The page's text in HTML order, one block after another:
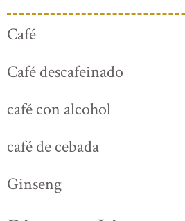
Café
Café descafeinado
café con alcohol
café de cebada
Ginseng